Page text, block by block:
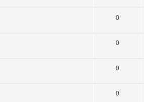
0
0
0
0